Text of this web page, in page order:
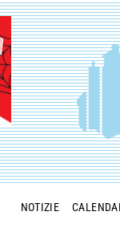
NOTIZIE